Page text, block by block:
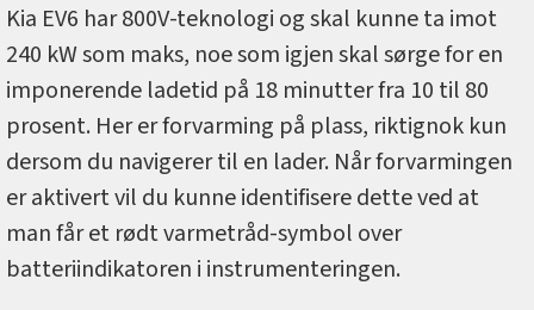
Kia EV6 har 800V-teknologi og skal kunne ta imot
240 kW som maks, noe som igjen skal sørge for en
imponerende ladetid på 18 minutter fra 10 til 80
prosent. Her er forvarming på plass, riktignok kun
dersom du navigerer til en lader. Når forvarmingen
er aktivert vil du kunne identifisere dette ved at
man får et rødt varmetråd-symbol over
batteriindikatoren i instrumenteringen.